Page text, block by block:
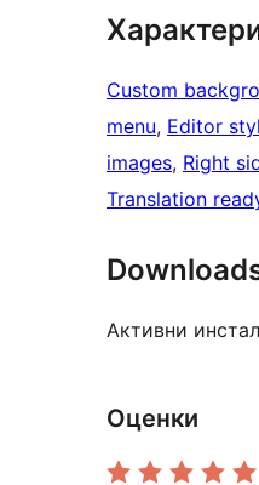
Custom
menu, Editor
images, Right
Translation
Активни
Оценки